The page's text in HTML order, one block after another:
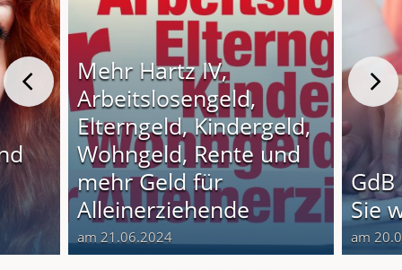
Mehr Hartz IV,
Arbeitslosengeld,
Elterngeld, Kindergeld,
Wohngeld, Rente und
mehr Geld für
Alleinerziehende
am 21.06.2024
Sie
am